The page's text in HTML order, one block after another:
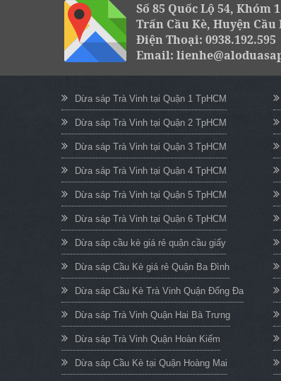
Số 85 Quốc Lộ 54, Khóm
Trấn Cầu Kè, Huyện Cầu
Điện Thoại: 0938.192.595
Email:
Dừa sáp Trà Vinh tại Quận 1 TpHCM
Dừa sáp Trà Vinh tại Quận 2 TpHCM
Dừa sáp Trà Vinh tại Quận 3 TpHCM
Dừa sáp Trà Vinh tại Quận 4 TpHCM
Dừa sáp Trà Vinh tại Quận 5 TpHCM
Dừa sáp Trà Vinh tại Quận 6 TpHCM
Dừa sáp cầu kè giá rẻ quận cầu giấy
Dừa sáp Cầu Kè giá rẻ Quận Ba Đình
Dừa sáp Cầu Kè Trà Vinh Quận Đống Đa
Dừa sáp Trà Vinh Quận Hai Bà Trưng
Dừa sáp Trà Vinh Quận Hoàn Kiếm
Dừa sáp Cầu Kè tại Quận Hoàng Mai